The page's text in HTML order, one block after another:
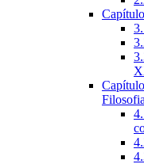
Filosofia